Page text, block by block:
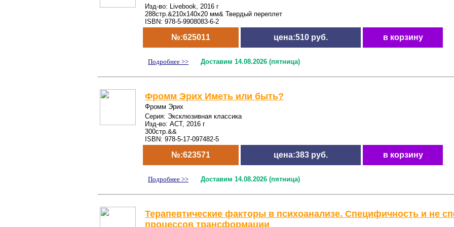
Изд-во: Livebook, 2016 г
288стр.&210x140x20 мм& Твердый переплет
ISBN: 978-5-9908083-6-2
№:625011 цена:510 руб. в корзину
Подробнее >> Доставим 14.08.2026 (пятница)
Фромм Эрих Иметь или быть?
Фромм Эрих
Серия: Эксклюзивная классика
Изд-во: АСТ, 2016 г
300стр.&&
ISBN: 978-5-17-097482-5
№:623571 цена:383 руб. в корзину
Подробнее >> Доставим 14.08.2026 (пятница)
Терапевтические факторы в психоанализе. Специфичность и не
процессов трансформации